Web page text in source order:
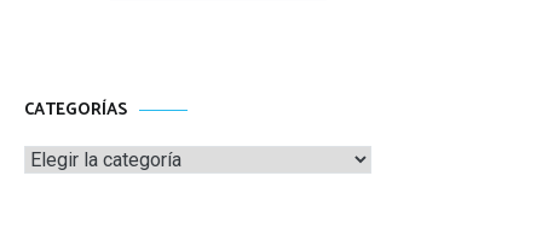
CATEGORÍAS
Categorías